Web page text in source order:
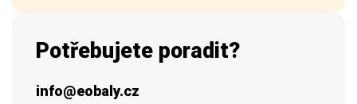
Potřebujete poradit?
info@eobaly.cz